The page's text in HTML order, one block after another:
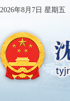
2026年8月7日 星期五